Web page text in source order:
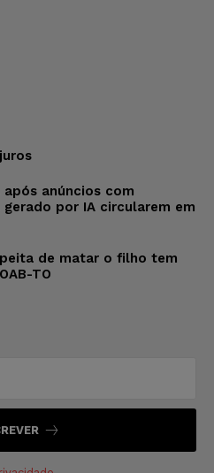
anúncios com
por IA circularem em
de matar o filho tem
TO